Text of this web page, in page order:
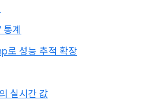
계
로 성능 추적 확장
실시간 값